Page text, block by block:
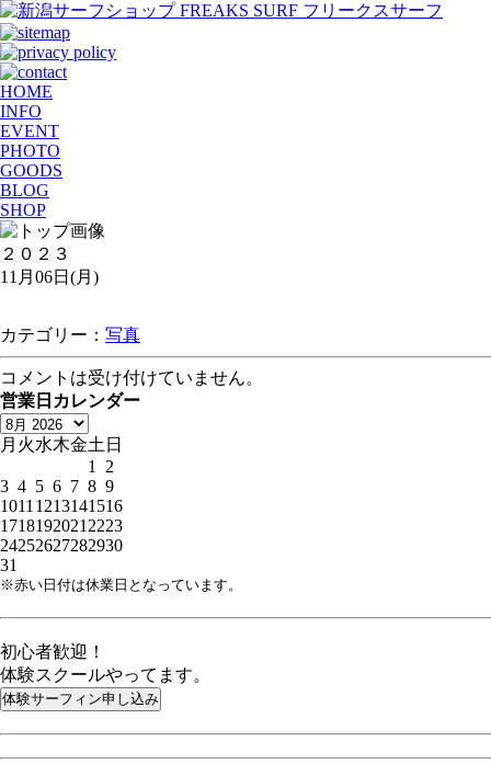
HOME
INFO
EVENT
PHOTO
GOODS
BLOG
SHOP
２０２３
11月06日(月)
カテゴリー： 写真
コメントは受け付けていません。
営業日カレンダー
月 火水木金土 日
1
2
3 4 5 6 7 8 9
1011 1213141516
1718192021 2223
24252627282930
31
※赤い日付は休業日となっています。
初心者歓迎！
体験スクールやってます。